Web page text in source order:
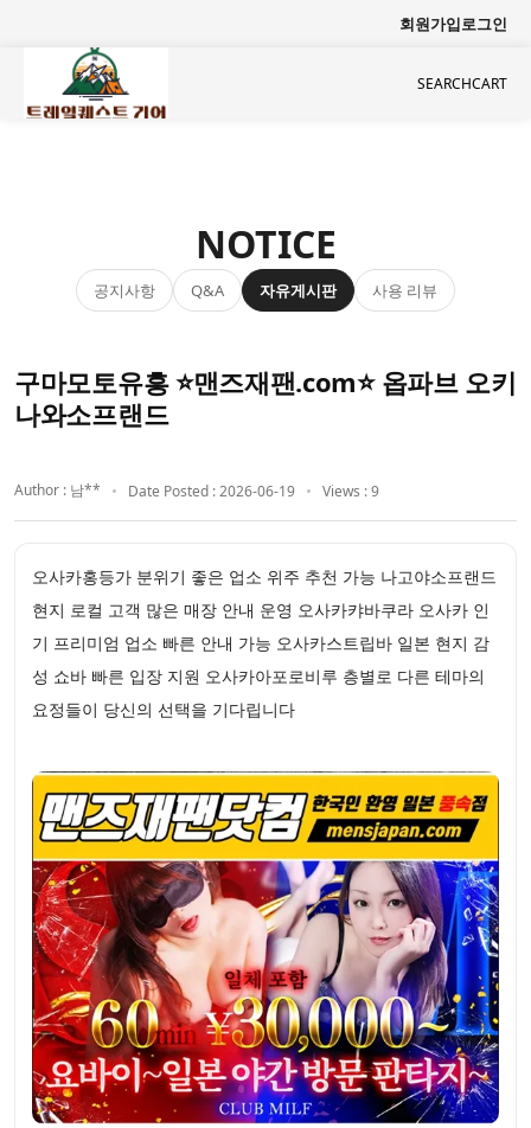
회원가입로그인
SEARCHCART
NOTICE
공지사항 Q&A 자유게시판 사용 리뷰
구마모토유흥 ⭐맨즈재팬.com⭐ 옵파브 오키
나와소프랜드
Author : 남** Date Posted : 2026-06-19 Views : 9
오사카홍등가 분위기 좋은 업소 위주 추천 가능 나고야소프랜드
현지 로컬 고객 많은 매장 안내 운영 오사카캬바쿠라 오사카 인
기 프리미엄 업소 빠른 안내 가능 오사카스트립바 일본 현지 감
성 쇼바 빠른 입장 지원 오사카아포로비루 층별로 다른 테마의
요정들이 당신의 선택을 기다립니다